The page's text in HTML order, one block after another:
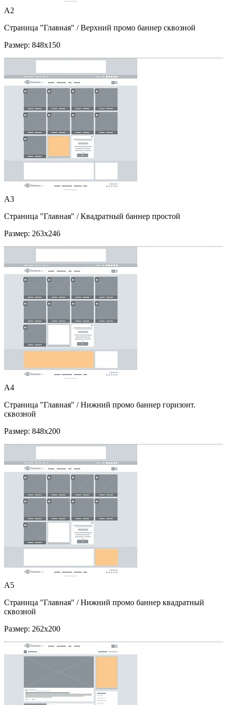
A2
Страница "Главная" / Верхний промо баннер сквозной
Размер: 848x150
A3
Страница "Главная" / Квадратный баннер простой
Размер: 263x246
A4
Страница "Главная" / Нижний промо баннер горизонт.
сквозной
Размер: 848x200
A5
Страница "Главная" / Нижний промо баннер квадратный
сквозной
Размер: 262x200